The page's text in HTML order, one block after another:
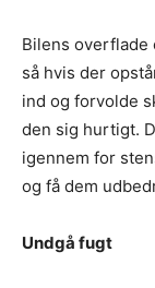
Bilens overflade
så hvis der
ind og forvolde
den sig hurtigt.
igennem for
og få dem
Undgå fugt